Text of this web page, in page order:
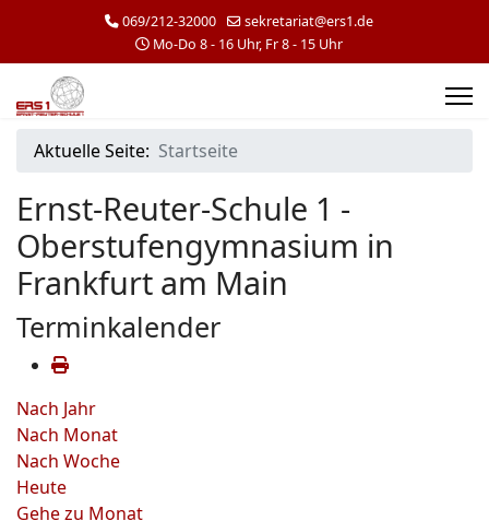
069/212-32000
sekretariat@ers1.de
Mo-Do 8 - 16 Uhr, Fr 8 - 15 Uhr
Aktuelle Seite: Startseite
Ernst-Reuter-Schule 1 -
Oberstufengymnasium in
Frankfurt am Main
Terminkalender
Nach Jahr
Nach Monat
Nach Woche
Heute
Gehe zu Monat